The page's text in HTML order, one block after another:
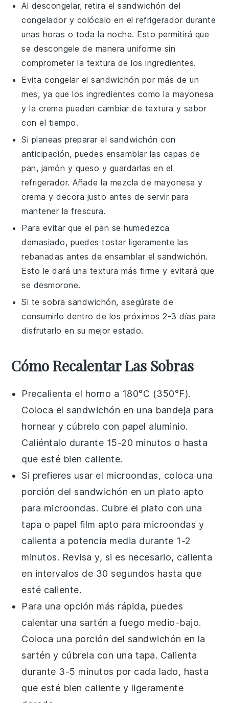
Al descongelar, retira elsandwichón del
congelador y colócalo en el refrigerador durante
unas horas o toda la noche. Esto permitirá que
se descongele de manera uniforme sin
comprometer la textura de los ingredientes.
Evita congelar elsandwichón por más de un
mes, ya que los ingredientes como la mayonesa
y la crema pueden cambiar de textura y sabor
con el tiempo.
Si planeas preparar el sandwichón con
anticipación, puedes ensamblar las capas de
pan, jamón y queso y guardarlas en el
refrigerador. Añade la mezcla de mayonesa y
crema y decora justo antes de servir para
mantener la frescura.
Para evitar que el pan se humedezca
demasiado, puedes tostar ligeramente las
rebanadas antes de ensamblar elsandwichón.
Esto le dará una textura más firme y evitará que
se desmorone.
Si te sobrasandwichón, asegúrate de
consumirlo dentro de los próximos 2-3 días para
disfrutarlo en su mejor estado.
Cómo Recalentar Las Sobras
Precalienta el horno a 180°C (350°F).
Coloca elsandwichón en una bandeja para
hornear y cúbrelo con papel aluminio.
Caliéntalo durante 15-20 minutos o hasta
que esté bien caliente.
Si prefieres usar el microondas, coloca una
porción delsandwichón en un plato apto
para microondas. Cubre el plato con una
tapa o papel film apto para microondas y
calienta a potencia media durante 1-2
minutos. Revisa y, si es necesario, calienta
en intervalos de 30 segundos hasta que
esté caliente.
Para una opción más rápida, puedes
calentar una sartén a fuego medio-bajo.
Coloca una porción del sandwichón en la
sartén y cúbrela con una tapa. Calienta
durante 3-5 minutos por cada lado, hasta
que esté bien caliente y ligeramente